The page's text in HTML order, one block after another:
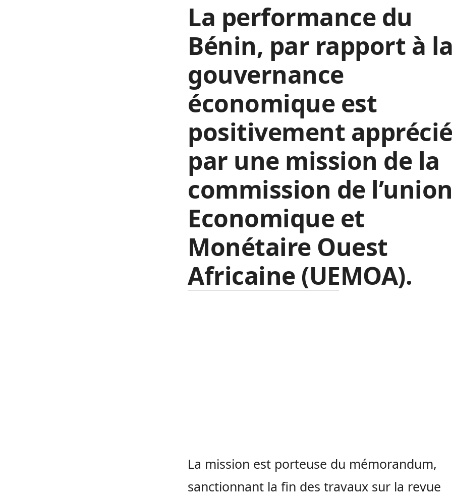
La performance du
Bénin, par rapport à
gouvernance
économique est
positivement
par une mission de la
commission de
Economique et
Monétaire Ouest
Africaine (UEMOA).
La mission est porteuse du mémorandum,
sanctionnant la fin des travaux sur la revue